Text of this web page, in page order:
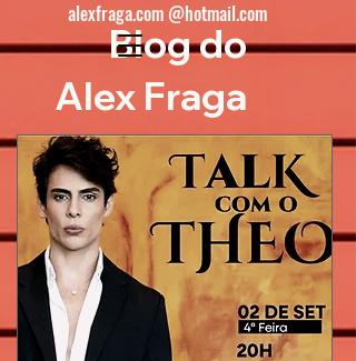
Blog do
Alex Fraga
alexfraga.com @hotmail.com